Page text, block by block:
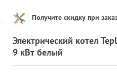
Получите скидку при
Электрический котел
9 кВт белый